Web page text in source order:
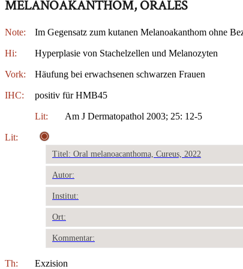
MELANOAKANTHOM, ORALES
Note: Im Gegensatz zum kutanen Melanoakanthom ohne
Hi: Hyperplasie von Stachelzellen und Melanozyten
Vork: Häufung bei erwachsenen schwarzen Frauen
IHC: positiv für HMB45
Lit: Am J Dermatopathol 2003; 25: 12-5
Lit:
Titel: Oral melanoacanthoma, Cureus, 2022
Autor:
Institut:
Ort:
Kommentar:
Th: Exzision